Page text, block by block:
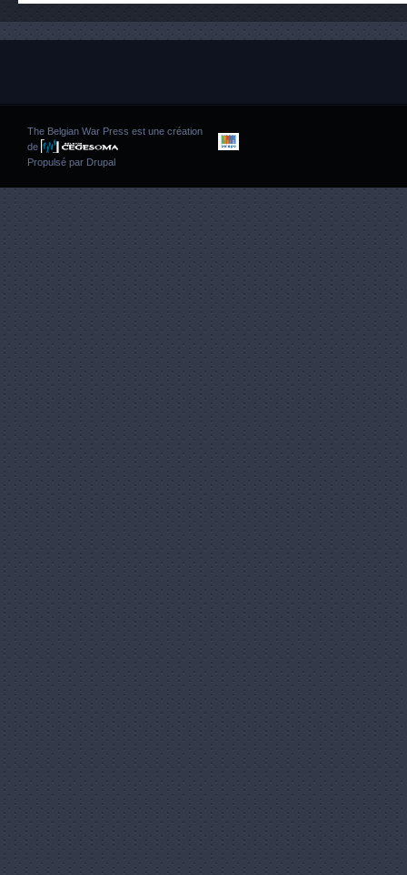
The Belgian War Press est une création
de
Propulsé par Drupal